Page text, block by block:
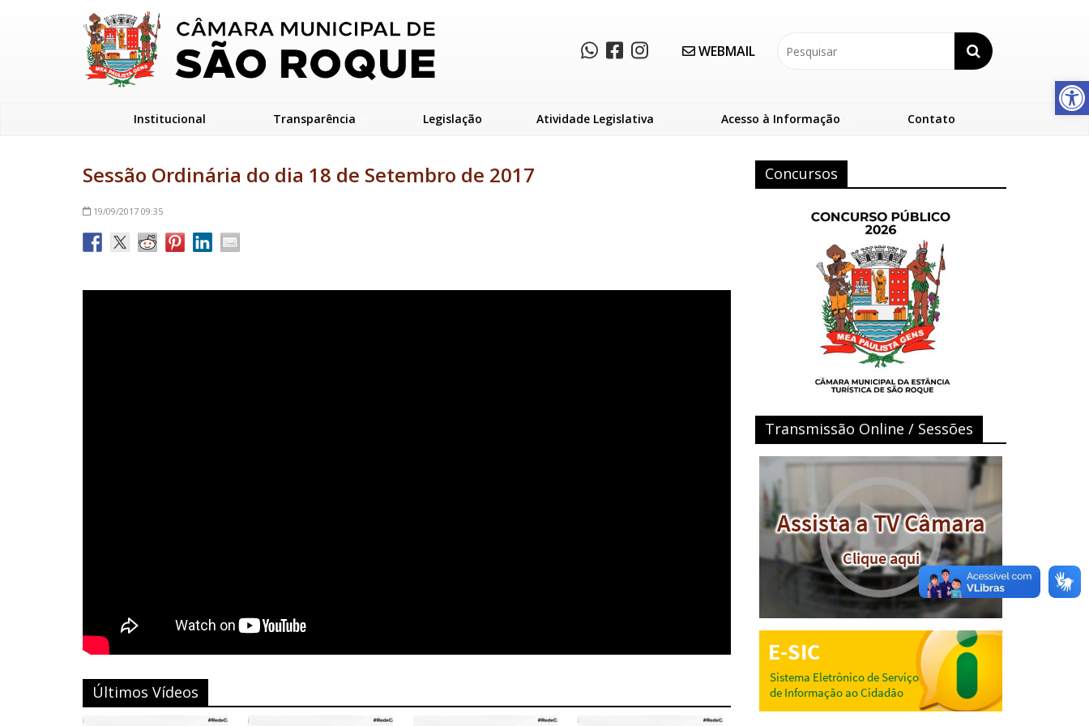
Abrir a barra de ferramentas
WEBMAIL
Institucional Transparência Legislação Atividade Legislativa Acesso à Informação Contato
Sessão Ordinária do dia 18 de Setembro de 2017
19/09/201709:35
Últimos Vídeos
Concursos
Transmissão Online / Sessões